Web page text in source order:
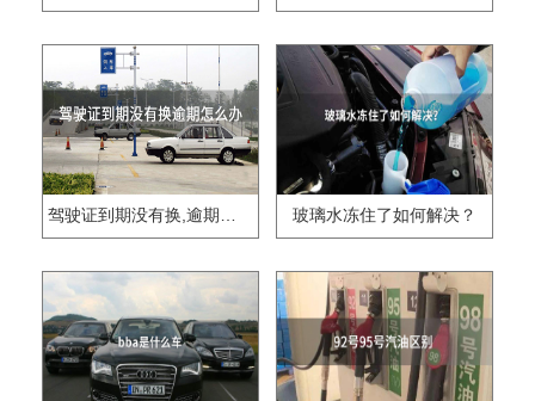
驾驶证到期没有换,逾期怎么办?? 玻璃水冻住了如何解决？